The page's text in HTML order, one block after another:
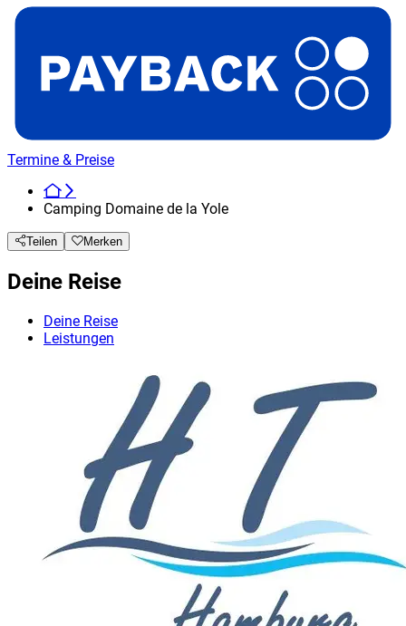
Termine & Preise
Camping Domaine de la Yole
Teilen Merken
Deine Reise
Deine Reise
Leistungen